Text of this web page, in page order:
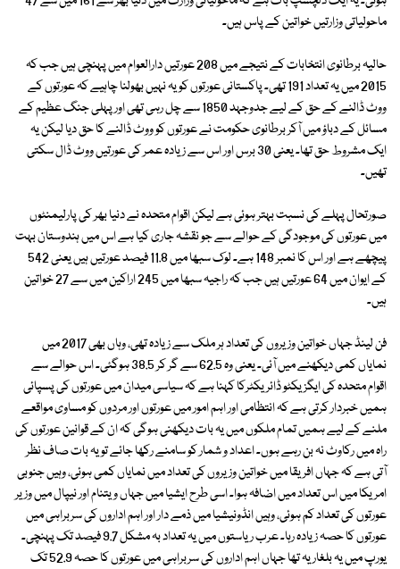
ماحولیاتی وزارتیں خواتین کے پاس ہیں۔
حالیہ برطانوی انتخابات کے نتیجے میں 208 عورتیں دارالعوام میں پہنچی ہیں جب کہ
2015 میں یہ تعداد 191 تھی۔ پاکستانی عورتوں کو یہ نہیں بھولنا چاہیے کہ عورتوں کے
ووٹ ڈالنے کے حق کے لیے جدوجہد 1850 سے چل رہی تھی اور پہلی جنگ عظیم کے
مسائل کے دباؤ میں آکر برطانوی حکومت نے عورتوں کو ووٹ ڈالنے کا حق دیا لیکن یہ
ایک مشروط حق تھا۔ یعنی 30 برس اور اس سے زیادہ عمر کی عورتیں ووٹ ڈال سکتی
تھیں۔
صورتحال پہلے کی نسبت بہتر ہوئی ہے لیکن اقوام متحدہ نے دنیا بھر کی پارلیمنٹوں
میں عورتوں کی موجودگی کے حوالے سے جو نقشہ جاری کیا ہے اس میں ہندوستان بہت
پیچھے ہے اور اس کا نمبر 148 ہے۔ لوک سبھا میں 11.8 فیصد عورتیں ہیں یعنی 542
کے ایوان میں 64 عورتیں ہیں جب کہ راجیہ سبھا میں 245 اراکین میں سے 27 خواتین
ہیں۔
فن لینڈ جہاں خواتین وزیروں کی تعداد ہر ملک سے زیادہ تھی، وہاں بھی 2017 میں
نمایاں کمی دیکھنے میں آئی۔ یعنی وہ 62.5 سے گر کر 38.5 ہوگئی۔ اس حوالے سے
اقوام متحدہ کی ایگزیکٹو ڈائریکٹرکا کہنا ہے کہ سیاسی میدان میں عورتوں کی پسپائی
ہمیں خبردار کرتی ہے کہ انتظامی اور اہم امور میں عورتوں اور مردوں کو مساوی مواقعے
ملنے کے لیے ہمیں تمام ملکوں میں یہ بات دیکھنی ہوگی کہ ان کے قوانین عورتوں کی
راہ میں رکاوٹ نہ بن رہے ہوں۔ اعداد و شمار کو سامنے رکھا جائے تو یہ بات صاف نظر
آتی ہے کہ جہاں افریقا میں خواتین وزیروں کی تعداد میں نمایاں کمی ہوئی، وہیں جنوبی
امریکا میں اس تعداد میں اضافہ ہوا۔ اسی طرح ایشیا میں جہاں ویتنام اور نیپال میں وزیر
عورتوں کی تعداد کم ہوئی، وہیں انڈونیشیا میں ذمے دار اور اہم اداروں کی سربراہی میں
عورتوں کا حصہ زیادہ رہا۔ عرب ریاستوں میں یہ تعداد بہ مشکل 9.7 فیصد تک پہنچی۔
یورپ میں یہ بلغاریہ تھا جہاں اہم اداروں کی سربراہی میں عورتوں کا حصہ 52.9 تک